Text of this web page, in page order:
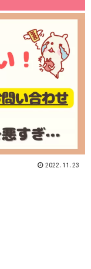
2022.11.23